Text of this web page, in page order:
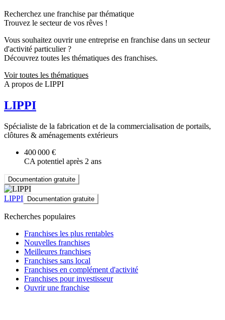
Recherchez une franchise par thématique
Trouvez le secteur de vos rêves !
Vous souhaitez ouvrir une entreprise en franchise dans un secteur
d'activité particulier ?
Découvrez toutes les thématiques des franchises.
Voir toutes les thématiques
A propos de LIPPI
LIPPI
Spécialiste de la fabrication et de la commercialisation de portails,
clôtures & aménagements extérieurs
400 000 €
CA potentiel après 2 ans
Documentation gratuite
LIPPI Documentation gratuite
Recherches populaires
Franchises les plus rentables
Nouvelles franchises
Meilleures franchises
Franchises sans local
Franchises en complément d'activité
Franchises pour investisseur
Ouvrir une franchise